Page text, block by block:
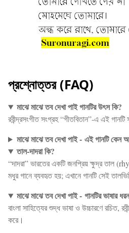
প্রশ্নোত্তর (FAQ)
মাঝে মাঝে তব দেখা পাই গানটির উৎস কি?
রবীন্দ্রসংগীত সংগ্রহ “গীতবিতান”-এ এই
মাঝে মাঝে তব দেখা পাই - এই গানটি কেন
তাল-দাদরা কি?
“দাদরা” ভারতের একটি জনপ্রিয় ক্ষুদ্র তাল
মধুর গানে ব্যবহৃত হয়; এখানে গানটি সেই
মাঝে মাঝে তব দেখা পাই - গানটির ভাষার
বাংলা সাহিত্যের শুদ্ধ ভাষা ও উচ্চারণে রচিত,
করে।